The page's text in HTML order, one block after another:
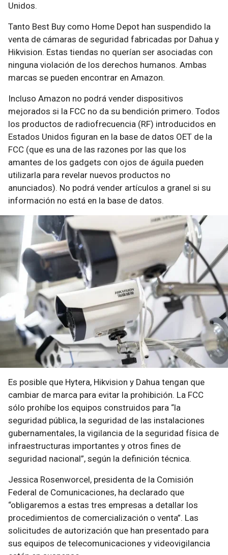
Unidos.
Tanto Best Buy como Home Depot han suspendido la
venta de cámaras de seguridad fabricadas por Dahua y
Hikvision. Estas tiendas no querían ser asociadas con
ninguna violación de los derechos humanos. Ambas
marcas se pueden encontrar en Amazon.
Incluso Amazon no podrá vender dispositivos
mejorados si la FCC no da su bendición primero. Todos
los productos de radiofrecuencia (RF) introducidos en
Estados Unidos figuran en la base de datos OET de la
FCC (que es una de las razones por las que los
amantes de los gadgets con ojos de águila pueden
utilizarla para revelar nuevos productos no
anunciados). No podrá vender artículos a granel si su
información no está en la base de datos.
Es posible que Hytera, Hikvision y Dahua tengan que
cambiar de marca para evitar la prohibición. La FCC
sólo prohíbe los equipos construidos para “la
seguridad pública, la seguridad de las instalaciones
gubernamentales, la vigilancia de la seguridad física de
infraestructuras importantes y otros fines de
seguridad nacional”, según la definición técnica.
Jessica Rosenworcel, presidenta de la Comisión
Federal de Comunicaciones, ha declarado que
“obligaremos a estas tres empresas a detallar los
procedimientos de comercialización o venta”. Las
solicitudes de autorización que han presentado para
sus equipos de telecomunicaciones y videovigilancia